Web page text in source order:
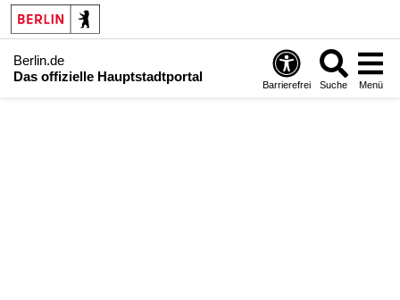
Berlin.de
Das offizielle Hauptstadtportal
Barrierefrei Suche Menü